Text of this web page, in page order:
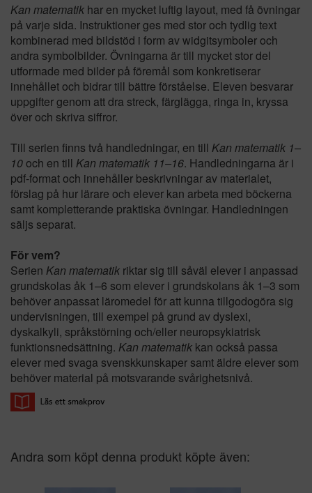
Kan matematik har en mycket luftig layout, med få övningar
på varje sida. Instruktioner ges med stor och tydlig text
kombinerad med bildstöd i form av widgitsymboler och
andra symbolbilder. Övningarna är till mycket stor del
utformade med bilder på föremål som konkretiserar
innehållet och bidrar till bättre förståelse. Eleven besvarar
uppgifter genom att dra streck, färglägga, ringa in, kryssa
över och skriva siffror.
Till serien finns två handledningar, en till Kan matematik 1–
10och en till Kan matematik 11–16. Handledningarna är i
pdf-format och innehåller beskrivningar av materialet,
förslag på hur lärare och elever kan arbeta med böckerna
samt kompletterande praktiska övningar. Handledningen
säljs separat.
För vem?
Serien Kan matematik riktar sig till såväl elever i anpassad
grundskolas åk 1–6 som elever i grundskolans åk 1–3 som
behöver anpassat läromedel för att kunna tillgodogöra sig
undervisningen, till exempel på grund av dyslexi,
dyskalkyli, språkstörning och/eller neuropsykiatrisk
funktionsnedsättning. Kan matematik kan också passa
elever med svaga svenskkunskaper samt äldre elever som
behöver material på motsvarande svårighetsnivå.
Andra som köpt denna produkt köpte även: